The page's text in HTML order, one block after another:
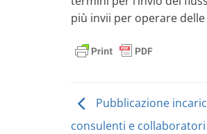
più invii per operare
Pubblicazione
consulenti e